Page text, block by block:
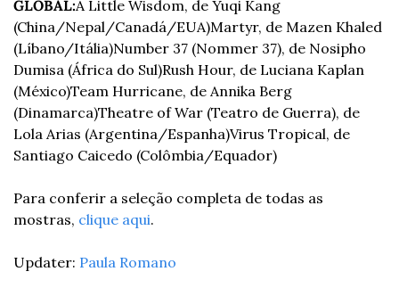
GLOBAL:A Little Wisdom, de Yuqi Kang
(China/Nepal/Canadá/EUA)Martyr, de Mazen Khaled
(Líbano/Itália)Number 37 (Nommer 37), de Nosipho
Dumisa (África do Sul)Rush Hour, de Luciana Kaplan
(México)Team Hurricane, de Annika Berg
(Dinamarca)Theatre of War (Teatro de Guerra), de
Lola Arias (Argentina/Espanha)Virus Tropical, de
Santiago Caicedo (Colômbia/Equador)
Para conferir a seleção completa de todas as
mostras, clique aqui.
Updater: Paula Romano